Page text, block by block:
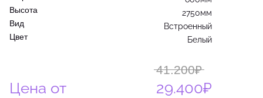
Высота
2750мм
Вид
Встроенный
Цвет
Белый
Цена от
41.200₽
29.400₽